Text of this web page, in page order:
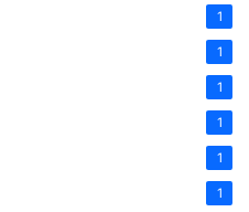
1
1
1
1
1
1